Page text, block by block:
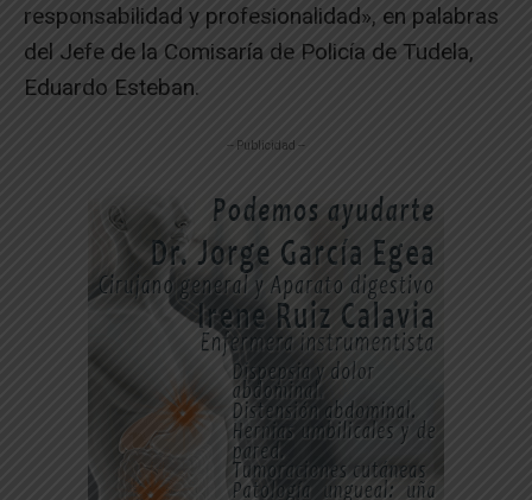
responsabilidad y profesionalidad», en palabras
del Jefe de la Comisaría de Policía de Tudela,
Eduardo Esteban.
-- Publicidad --